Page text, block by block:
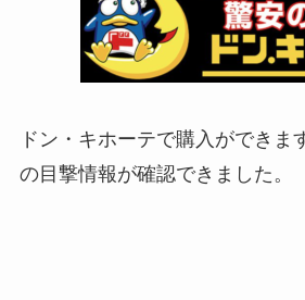
ドン・キホーテで購入ができま
の目撃情報が確認できました。